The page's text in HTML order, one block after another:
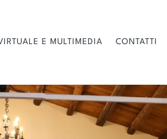
E MULTIMEDIA CONTATTI